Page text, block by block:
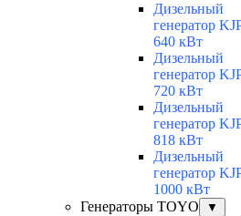
Дизельный
генератор
640 кВт
Дизельный
генератор
720 кВт
Дизельный
генератор
818 кВт
Дизельный
генератор
1000 кВт
Генераторы TOYO
▼